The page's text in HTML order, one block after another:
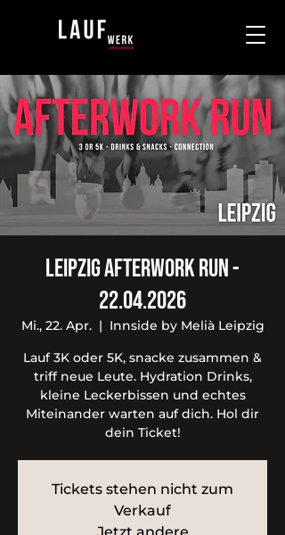
Leipzig Afterwork Run -
22.04.2026
Mi., 22. Apr.
  |
Innside by Melià Leipzig
Lauf 3K oder 5K, snacke zusammen &
triff neue Leute. Hydration Drinks,
kleine Leckerbissen und echtes
Miteinander warten auf dich. Hol dir
dein Ticket!
Tickets stehen nicht zum
Verkauf